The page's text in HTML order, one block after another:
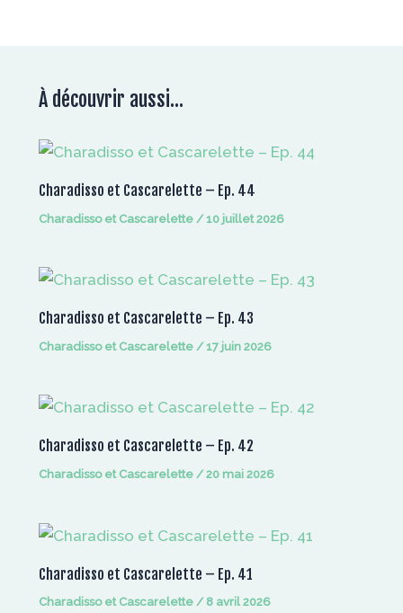
À découvrir aussi...
Charadisso et Cascarelette – Ep. 44
Charadisso et Cascarelette/10 juillet 2026
Charadisso et Cascarelette – Ep. 43
Charadisso et Cascarelette/17 juin 2026
Charadisso et Cascarelette – Ep. 42
Charadisso et Cascarelette/20 mai 2026
Charadisso et Cascarelette – Ep. 41
Charadisso et Cascarelette/ 8 avril 2026